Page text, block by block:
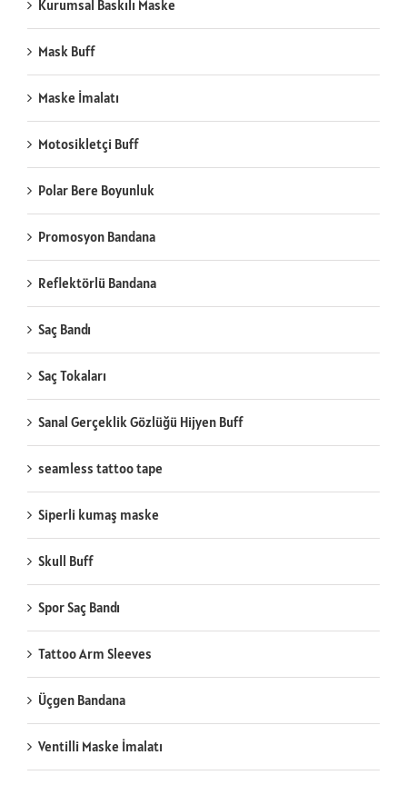
Kurumsal Baskılı Maske
Mask Buff
Maske İmalatı
Motosikletçi Buff
Polar Bere Boyunluk
Promosyon Bandana
Reflektörlü Bandana
Saç Bandı
Saç Tokaları
Sanal Gerçeklik Gözlüğü Hijyen Buff
seamless tattoo tape
Siperli kumaş maske
Skull Buff
Spor Saç Bandı
Tattoo Arm Sleeves
Üçgen Bandana
Ventilli Maske İmalatı